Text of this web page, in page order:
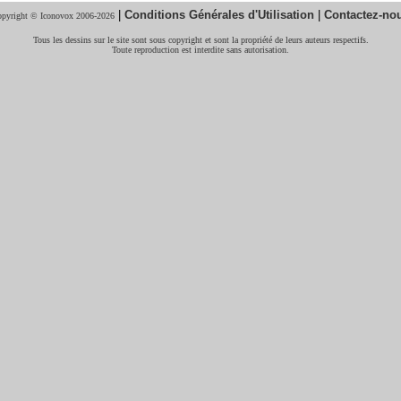
© Iconovox 2006-2026 | Conditions Générales d'Utilisation | Contactez-
Tous les dessins sur le site sont sous copyright et sont la propriété de leurs auteurs respectifs.
Toute reproduction est interdite sans autorisation.